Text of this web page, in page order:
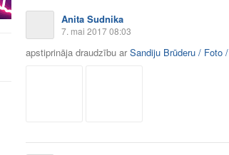
Anita Sudnika
7. mai 2017 08:03
apstiprināja draudzību arSandiju Brūderu / Foto /